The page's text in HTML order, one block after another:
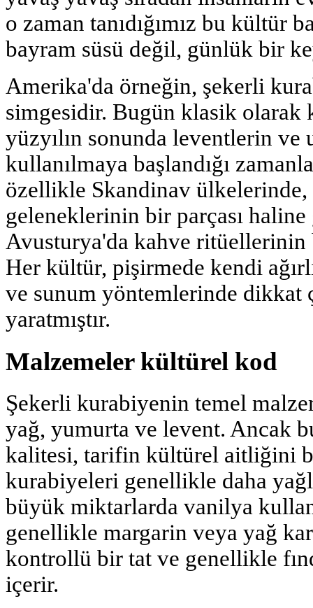
o zaman tanıdığımız bu kültür
bayram süsü değil, günlük bir
Amerika'da örneğin, şekerli
simgesidir. Bugün klasik olarak
yüzyılın sonunda leventlerin ve
kullanılmaya başlandığı
özellikle Skandinav
geleneklerinin bir parçası
Avusturya'da kahve
Her kültür, pişirmede kendi
ve sunum yöntemlerinde
yaratmıştır.
Malzemeler kültürel kod
Şekerli kurabiyenin temel
yağ, yumurta ve levent. Ancak
kalitesi, tarifin kültürel aitliğini
kurabiyeleri genellikle daha
büyük miktarlarda vanilya
genellikle margarin veya yağ
kontrollü bir tat ve genellikle
içerir.